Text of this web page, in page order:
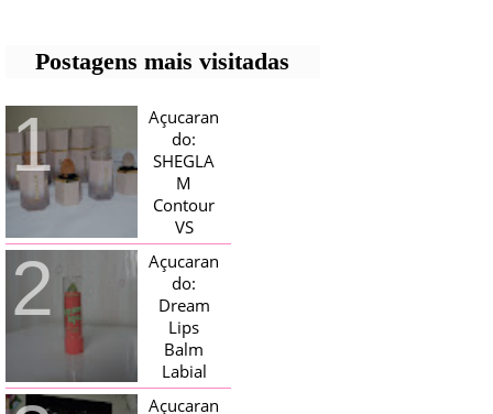
Postagens mais visitadas
Açucaran
do:
SHEGLA
M
Contour
VS
Bronzer!
HELLO AÇUCARADAS, E NESTE
MÊS CHEGOU AQUI EM CASA UMA
CAIXA RECHEADA DE SHEGLAM,
TINHA BLUSH, ILUMINADORES E
TODOS OS BRONZER E
CONTORNOS ...
Açucaran
do:
Dream
Lips
Balm
Labial
Magico
Açucaran